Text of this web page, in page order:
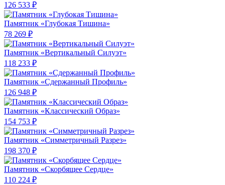
126 533 ₽
Памятник «Глубокая Тишина»
78 269 ₽
Памятник «Вертикальный Силуэт»
118 233 ₽
Памятник «Сдержанный Профиль»
126 948 ₽
Памятник «Классический Образ»
154 753 ₽
Памятник «Симметричный Разрез»
198 370 ₽
Памятник «Скорбящее Сердце»
110 224 ₽